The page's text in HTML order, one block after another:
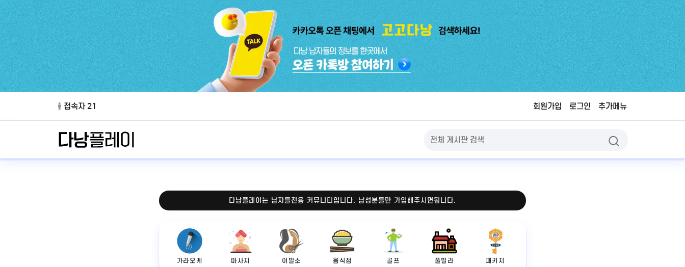
접속자 21 회원가입 로그인 추가메뉴
다낭플레이는 남자들전용 커뮤니티입니다. 남성분들만 가입해주시면됩니다.
가라오케 마사지 이발소 음식점 골프 풀빌라 패키지